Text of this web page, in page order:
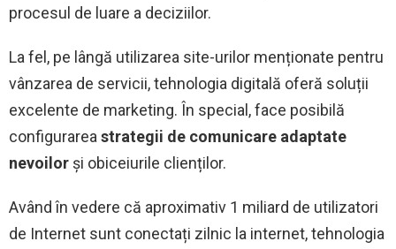
procesul de luare a deciziilor.
La fel, pe lângă utilizarea site-urilor menționate pentru
vânzarea de servicii, tehnologia digitală oferă soluții
excelente de marketing. În special, face posibilă
configurarea strategii de comunicare adaptate
nevoilor și obiceiurile clienților.
Având în vedere că aproximativ 1 miliard de utilizatori
de Internet sunt conectați zilnic la internet, tehnologia